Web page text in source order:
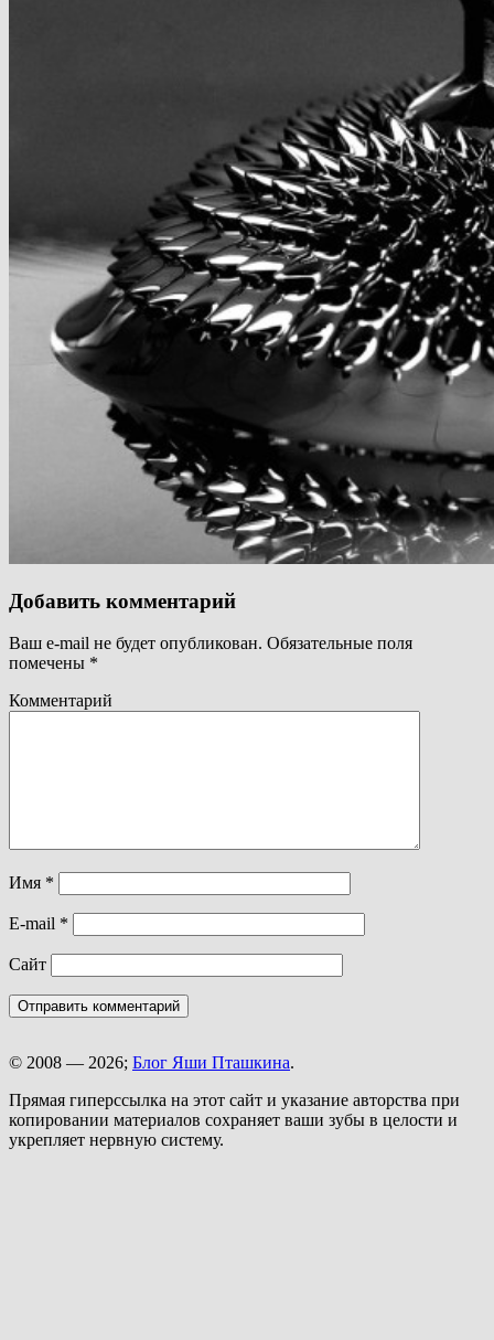
Добавить комментарий
Ваш e-mail не будет опубликован. Обязательные поля
помечены *
Комментарий
Имя *
E-mail *
Сайт
© 2008 — 2026; Блог Яши Пташкина.
Прямая гиперссылка на этот сайт и указание авторства при
копировании материалов сохраняет ваши зубы в целости и
укрепляет нервную систему.